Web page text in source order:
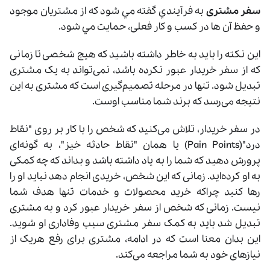
سفر مشتری به فرآیندي گفته مي شود که از مشتریان موجود
و حفظ آن‌ ها در کسب و کار فعلی، حمايت مي شود.
این نکته را باید به خاطر داشته باشید که هیچ شخصی تا زمانی
که از سفر خریدار عبور نکرده باشد، نمی‌تواند به یک مشتری
تبدیل شود. تنها در مرحله تصمیم‌گیری است که مشتری به این
نتیجه می‌رسد که برند شما مناسب اوست.
در سفر خریدار، تلاش می‌کنید که شخص را با کار بر روی "نقاط
درد"(Pain Points) يا همان "نقاط حادثه ‌خیز"، به گونه‌ای
پرورش دهید که شما را به یاد داشته باشد و بداند که چه کمکی
به او کرده‌اید. زمانی که این شخص، خریدی انجام دهد نباید او را
رها کنید چراکه خرید محصولات و خدمات تنها هدف شما
نیست. زمانی که شخص از سفر خریدار عبور کرد و به مشتری
تبدیل شد باید به کمک سفر مشتری سبب وفاداری او شوید.
این بدان معنا است که در ادامه، مشتری برای رفع هریک از
نیازهای خود به شما مراجعه می‌کند.